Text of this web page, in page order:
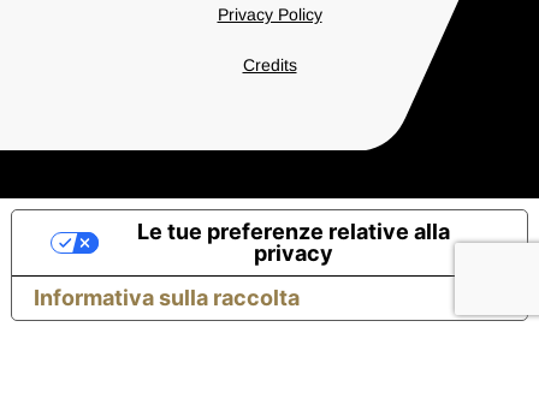
Privacy Policy
Credits
Informativa sulla raccolta
Le tue preferenze relative alla
privacy